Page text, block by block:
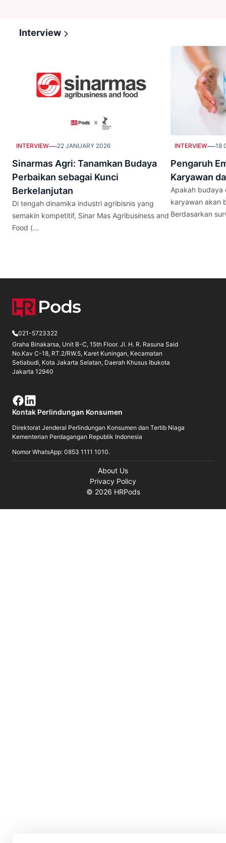
Interview
INTERVIEW—22 JANUARY 2026
Sinarmas Agri: Tanamkan Budaya
Perbaikan sebagai Kunci
Berkelanjutan
Di tengah dinamika industri agribisnis yang
semakin kompetitif, Sinar Mas Agribusiness and
Food (...
INTERVIEW—18
Pengaruh
Karyawan
Apakah budaya
karyawan akan
Berdasarkan
021-5723322
Graha Binakarsa, Unit B-C, 15th Floor. Jl. H. R. Rasuna Said
No.Kav C-18, RT.2/RW.5, Karet Kuningan, Kecamatan
Setiabudi, Kota Jakarta Selatan, Daerah Khusus Ibukota
Jakarta 12940
Kontak Perlindungan Konsumen
Direktorat Jenderal Perlindungan Konsumen dan Tertib Niaga
Kementerian Perdagangan Republik Indonesia
Nomor WhatsApp: 0853 1111 1010.
About Us
Privacy Policy
© 2026 HRPods